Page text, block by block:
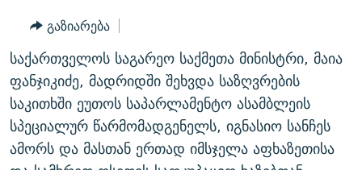
60 ᲓᲔᲪᲘᲑᲔᲚᲘ
ᲒᲐᲜᲙᲘᲗᲮᲕᲘᲡ ᲓᲦᲔ
ᲓᲘᲚᲘᲡ ᲡᲐᲣᲑᲠᲔᲑᲘ
ᲛᲝᲚᲐᲞᲐᲠᲐᲙᲔ ᲢᲔᲥᲡᲢᲔᲑᲘ
ᲨᲘᲜ - ᲣᲪᲮᲝᲔᲗᲨᲘ
ᲤᲔᲜᲝᲕᲐᲜᲘ - 2.10
ᲞᲠᲝᲔᲥᲢᲔᲑᲘ
ᲣᲙᲠᲐᲘᲜᲐᲨᲘ ᲓᲐᲦᲣᲞᲣᲚᲘ ᲥᲐᲠᲗᲕᲔᲚᲘ ᲛᲔᲑᲠᲫᲝᲚᲔᲑᲘ - 2022
ᲓᲐᲛᲝᲣᲙᲘᲓᲔᲑᲚᲝᲑᲘᲡ 100 ᲬᲔᲚᲘ
ᲩᲔᲛᲘ ᲡᲘᲙᲕᲓᲘᲚᲘᲡ ᲛᲘᲖᲔᲖᲘᲐ COVID-19
11 ᲬᲔᲚᲘ - 11 ᲐᲛᲑᲐᲕᲘ
ЭХО КАВКАЗА
ᲒᲐᲛᲝᲘᲬᲔᲠᲔ
გაზიარება
საქართველოს საგარეო საქმეთა მინისტრი, მაია
ფანჯიკიძე, მადრიდში შეხვდა საზღვრების
საკითხში ეუთოს საპარლამენტო ასამბლეის
სპეციალურ წარმომადგენელს, იგნასიო სანჩეს
ამორს და მასთან ერთად იმსჯელა აფხაზეთისა